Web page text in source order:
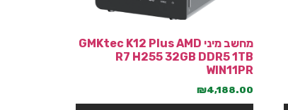
מחשב מיני GMKtec K12 Plus AMD
R7 H255 32GB DDR5 1TB
WIN11PR
₪4,188.00